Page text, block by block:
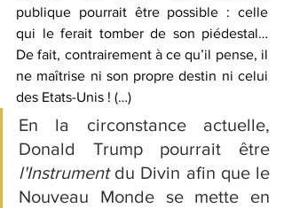
publique pourrait être possible : celle
qui le ferait tomber de son piédestal…
De fait, contrairement à ce qu’il pense, il
ne maîtrise ni son propre destin ni celui
des Etats-Unis ! (…)
En la circonstance actuelle,
l'Instrument du Divin afin que le
Nouveau Monde se mette en